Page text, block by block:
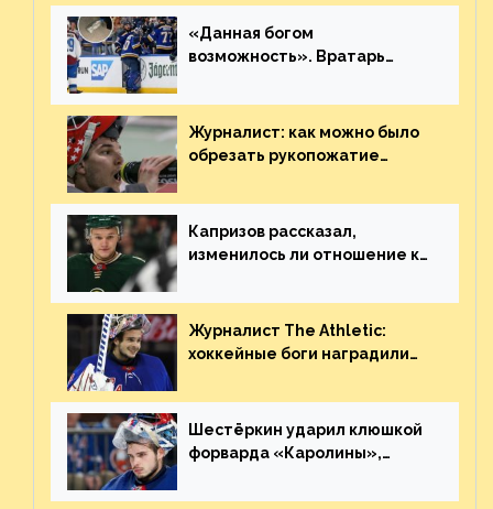
«Данная богом
возможность». Вратарь
броске бутылкой в Кадри
Журналист: как можно было
обрезать рукопожатие
Плохая работа, ESPN
Капризов рассказал,
изменилось ли отношение к
Украине
Журналист The Athletic:
хоккейные боги наградили
великолепную игру
Шестёркин ударил клюшкой
форварда «Каролины»,
пятаке. Видео